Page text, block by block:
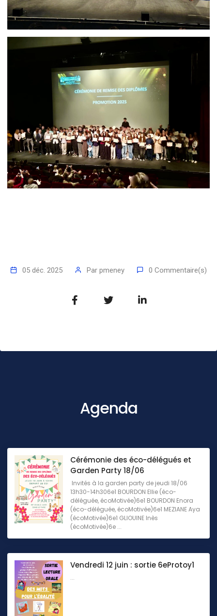
05 déc. 2025 Par pmeney 0 Commentaire(s)
Agenda
Cérémonie des éco-délégués et
Garden Party 18/06
Invités à la garden party de jeudi 18/06
13h30-14h306e1 BOURDON Ellie (éco-
déléguée, écoMotivée)6e1 BOURDON Enora
(éco-déléguée, écoMotivée)6e1 MEZIANE Aya
(écoMotivée)6e1 GLIOUINE Inès
(écoMotivée)6e ...
Vendredi 12 juin : sortie 6eProtoy1
...